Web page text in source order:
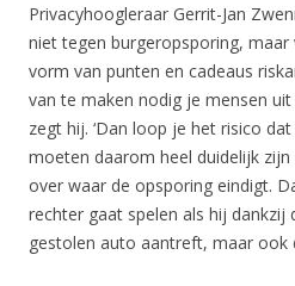
Privacyhoogleraar Gerrit-Jan
niet tegen burgeropsporing, maar
vorm van punten en cadeaus
van te maken nodig je mensen uit
zegt hij. ‘Dan loop je het risico
moeten daarom heel duidelijk
over waar de opsporing eindigt.
rechter gaat spelen als hij dankzij
gestolen auto aantreft, maar ook